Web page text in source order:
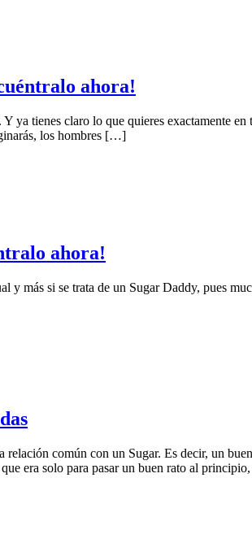
ahora!
ya tienes claro lo que quieres exactamente
los hombres […]
ahora!
más si se trata de un Sugar Daddy, pues
común con un Sugar. Es decir, un
era solo para pasar un buen rato al